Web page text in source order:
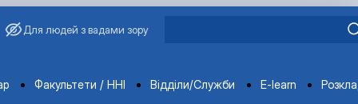
Для людей з вадами зору
Факультети / ННІ Відділи/Служби E-learn